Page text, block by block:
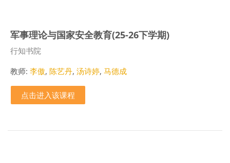
军事理论与国家安全教育(25-26下学期)
课程类别
行知书院
教师: 李傲, 陈艺丹, 汤诗婷, 马德成
点击进入该课程